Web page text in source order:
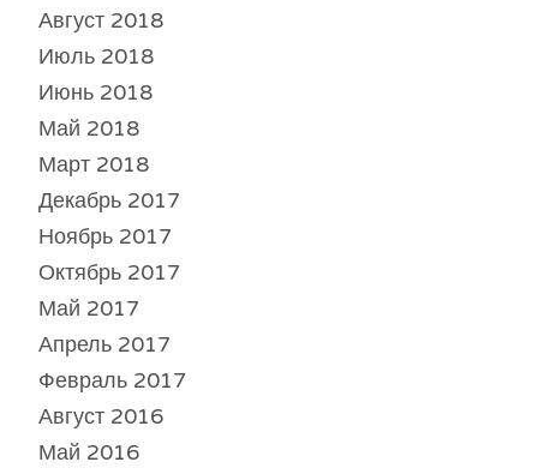
Август 2018
Июль 2018
Июнь 2018
Май 2018
Март 2018
Декабрь 2017
Ноябрь 2017
Октябрь 2017
Май 2017
Апрель 2017
Февраль 2017
Август 2016
Май 2016